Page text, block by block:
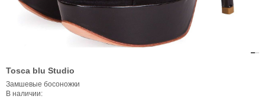
Tosca blu Studio
Замшевые босоножки
В наличии: